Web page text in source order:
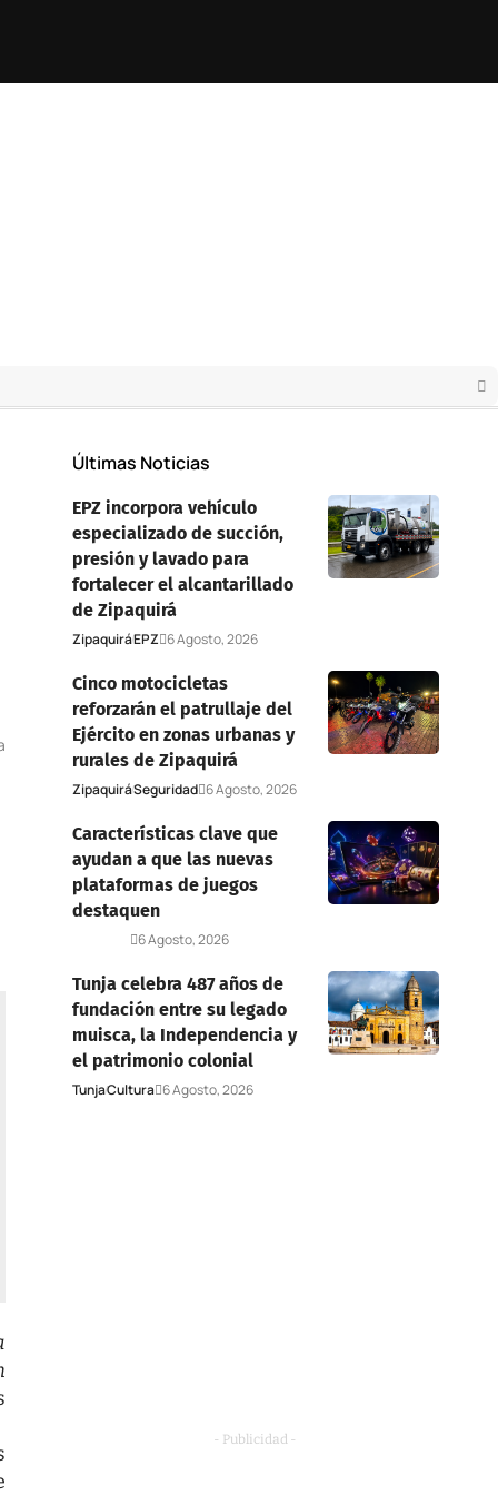
Últimas Noticias
EPZ incorpora vehículo
especializado de succión,
presión y lavado para
fortalecer el alcantarillado
de Zipaquirá
ZipaquiráEPZ 6 Agosto, 2026
Cinco motocicletas
reforzarán el patrullaje del
Ejército en zonas urbanas y
rurales de Zipaquirá
ZipaquiráSeguridad 6 Agosto, 2026
Características clave que
ayudan a que las nuevas
plataformas de juegos
destaquen
6 Agosto, 2026
Tunja celebra 487 años de
fundación entre su legado
muisca, la Independencia y
el patrimonio colonial
TunjaCultura 6 Agosto, 2026
- Publicidad -